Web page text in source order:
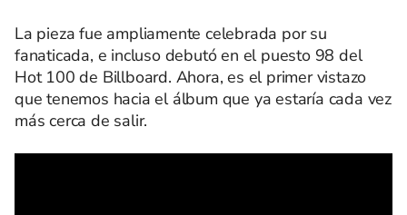
La pieza fue ampliamente celebrada por su
fanaticada, e incluso debutó en el puesto 98 del
Hot 100 de Billboard. Ahora, es el primer vistazo
que tenemos hacia el álbum que ya estaría cada vez
más cerca de salir.